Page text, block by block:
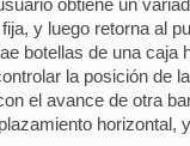
obtiene un
y luego retorna al
botellas de una
la posición
el avance de otra